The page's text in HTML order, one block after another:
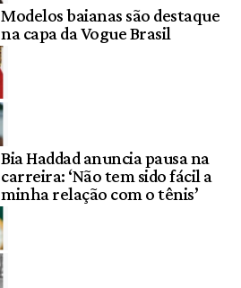
Modelos baianas são destaque
na capa da Vogue Brasil
Bia Haddad anuncia pausa na
carreira: ‘Não tem sido fácil a
minha relação com o tênis’